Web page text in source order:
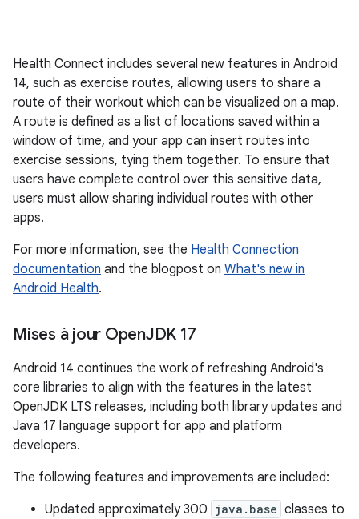
Health Connect includes several new features in Android
14, such as exercise routes, allowing users to share a
route of their workout which can be visualized on a map.
A route is defined as a list of locations saved within a
window of time, and your app can insert routes into
exercise sessions, tying them together. To ensure that
users have complete control over this sensitive data,
users must allow sharing individual routes with other
apps.
For more information, see the Health Connection
documentation and the blogpost on What's new in
Android Health.
Mises à jour OpenJDK 17
Android 14 continues the work of refreshing Android's
core libraries to align with the features in the latest
OpenJDK LTS releases, including both library updates and
Java 17 language support for app and platform
developers.
The following features and improvements are included:
Updated approximately 300 java.base classes to